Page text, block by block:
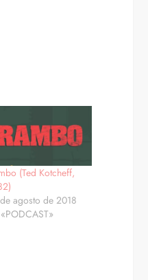
(Ted Kotcheff,
agosto de 2018